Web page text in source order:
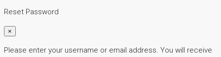
Reset Password
×
Please enter your username or email address. You will receive